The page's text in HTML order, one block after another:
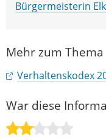
Bürgermeisterin
Mehr zum Thema
Verhaltenskodex
War diese